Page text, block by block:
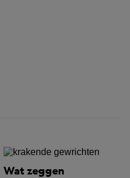
Wat zeggen